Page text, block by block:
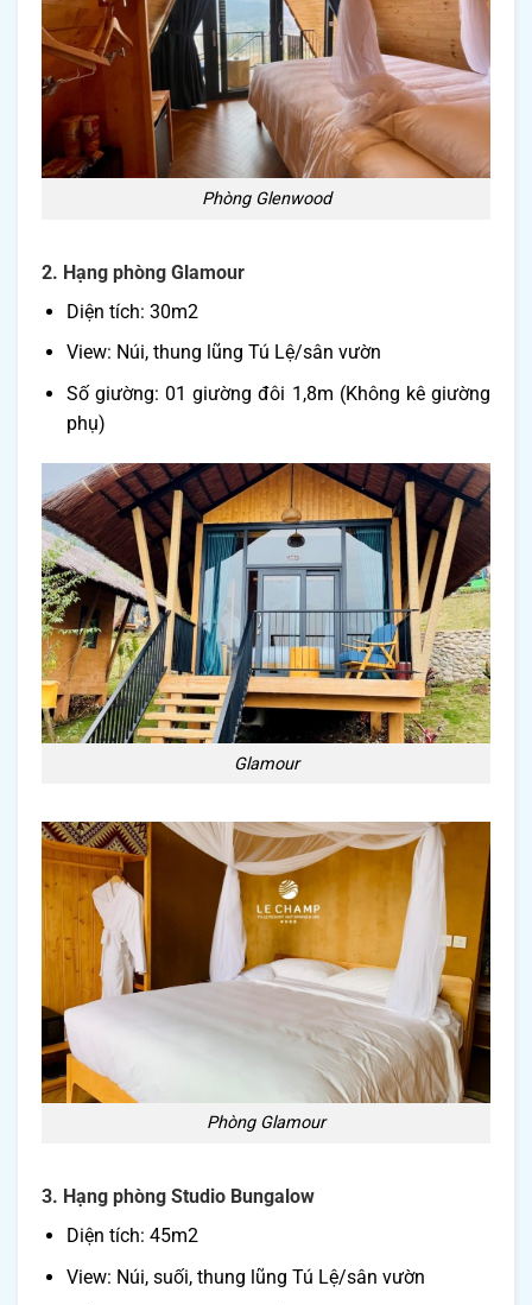
Phòng Glenwood
2. Hạng phòng Glamour
Diện tích: 30m2
View: Núi, thung lũng Tú Lệ/sân vườn
Số giường: 01 giường đôi 1,8m (Không kê giường
phụ)
Glamour
Phòng Glamour
3. Hạng phòng Studio Bungalow
Diện tích: 45m2
View: Núi, suối, thung lũng Tú Lệ/sân vườn